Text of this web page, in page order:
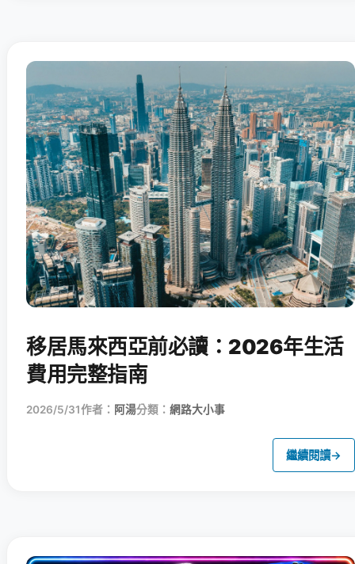
移居馬來西亞前必讀：2026年生活
費用完整指南
2026/5/31作者： 阿湯分類： 網路大小事
繼續閱讀→